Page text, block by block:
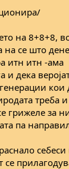
на 8+8+8,
на се што
итн итн -ама
и дека
кои
треба
грижеле за
па
себеси